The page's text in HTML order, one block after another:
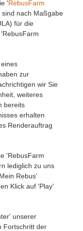
'RebusFarm
nach Maßgabe
für die
zur
wir Sie
weiteres
bereits
erhalten
Renderauftrag
'RebusFarm
lediglich zu uns
Rebus'
Klick auf 'Play'
unserer
Fortschritt der